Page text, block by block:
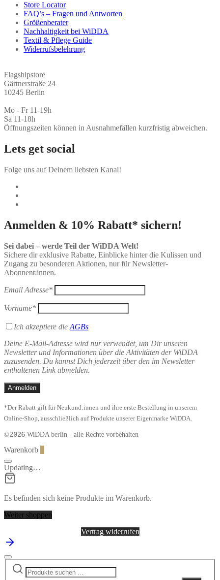
Store Locator
FAQ’s – Fragen und Antworten
Größenberater
Nachhaltigkeit bei WiDDA
Textil & Pflege Guide
Widerrufsbelehrung
Flagshipstore
Gärtnerstraße 24
10245 Berlin
Mo - Fr 11-19h
Sa 11-18h
Öffnungszeiten können in Ausnahmefällen kurzfristig abweichen.
Lets get social
Folge uns auf Deinem liebsten Kanal!
Anmelden & 10% Rabatt* sichern!
Sei dabei – werde Teil der WiDDA Welt!
Sichere dir exklusive Rabatte, Einblicke hinter die Kulissen und
Zugang zu besonderen Aktionen, nur für Newsletter-
Abonnent:innen.
Email Adresse*
Vorname*
Ich akzeptiere die AGBs
Deine E-Mail-Adresse wird nur verwendet, um Dir unseren
Newsletter und Informationen über die Aktivitäten der WiDDA
zuzusenden. Du kannst Dich jederzeit über den im Newsletter
enthaltenen Link abmelden.
*Der Rabatt gilt für Neukund:innen und ihre erste Bestellung in unserem
Online-Shop, ausschließlich auf Produkte unserer Eigenmarke WiDDA.
©2026 WiDDA berlin - alle Rechte vorbehalten
Warenkorb
Updating…
Es befinden sich keine Produkte im Warenkorb.
Weiter shoppen
Vertrag widerrufen
Suchen
nach: